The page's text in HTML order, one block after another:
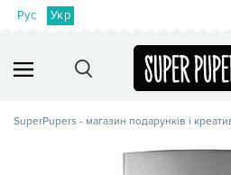
Рус Укр
SuperPupers - магазин подарунків і